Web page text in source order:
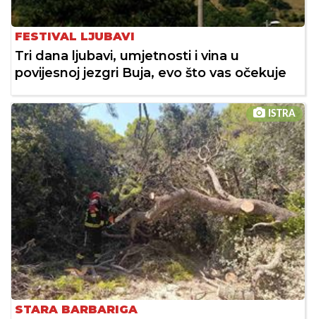
FESTIVAL LJUBAVI
Tri dana ljubavi, umjetnosti i vina u
povijesnoj jezgri Buja, evo što vas očekuje
ISTRA
STARA BARBARIGA